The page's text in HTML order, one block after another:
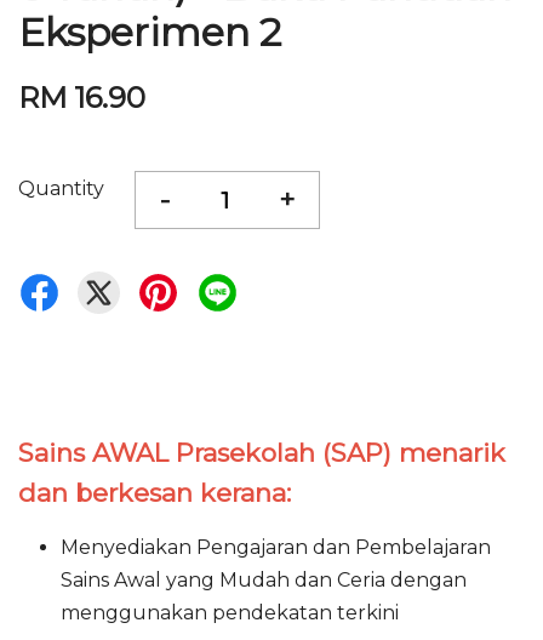
Eksperimen 2
RM 16.90
Quantity - +
Sains AWAL Prasekolah (SAP) menarik
dan berkesan kerana:
Menyediakan Pengajaran dan Pembelajaran
Sains Awal yang Mudah dan Ceria dengan
menggunakan pendekatan terkini